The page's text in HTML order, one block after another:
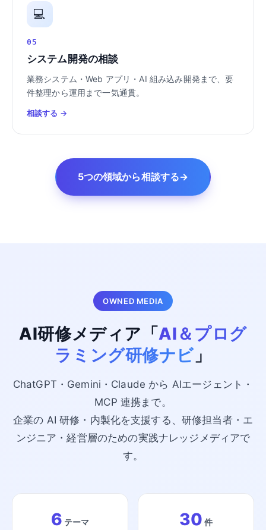
💻
05
システム開発の相談
業務システム・Web アプリ・AI 組み込み開発まで、要
件整理から運用まで一気通貫。
相談する →
5つの領域から相談する→
OWNED MEDIA
AI研修メディア「AI＆プログ
ラミング研修ナビ」
ChatGPT・Gemini・Claude から AIエージェント・
MCP 連携まで。
企業の AI 研修・内製化を支援する、研修担当者・エ
ンジニア・経営層のための実践ナレッジメディアで
す。
6 テーマ 30 件